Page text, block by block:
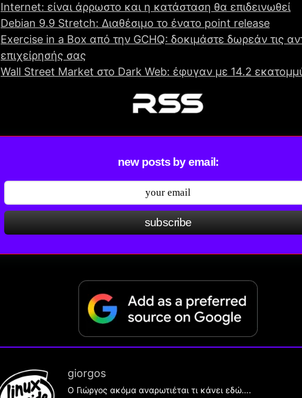
Internet: είναι άρρωστο και η κατάσταση θα επιδεινωθεί
Debian 9.9 Stretch: Διαθέσιμο το ένατο point release
Exercise in a Box από την GCHQ: δοκιμάστε δωρεάν τις
επιχείρησής σας
Wall Street Market στο Dark Web: έφυγαν με 14.2
new posts by email:
subscribe
giorgos
Ο Γιώργος ακόμα αναρωτιέται τι κάνει εδώ….